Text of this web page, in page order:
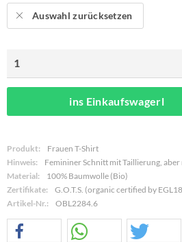
Auswahl zurücksetzen
ins Einkaufswagerl
Produkt:
Frauen T-Shirt
Hinweis:
Femininer Schnitt mit Taillierung, aber
Material:
100% Baumwolle (Bio)
Zertifikate:
G.O.T.S. (organic certified by
Artikel-Nr.:
OBL2284.6